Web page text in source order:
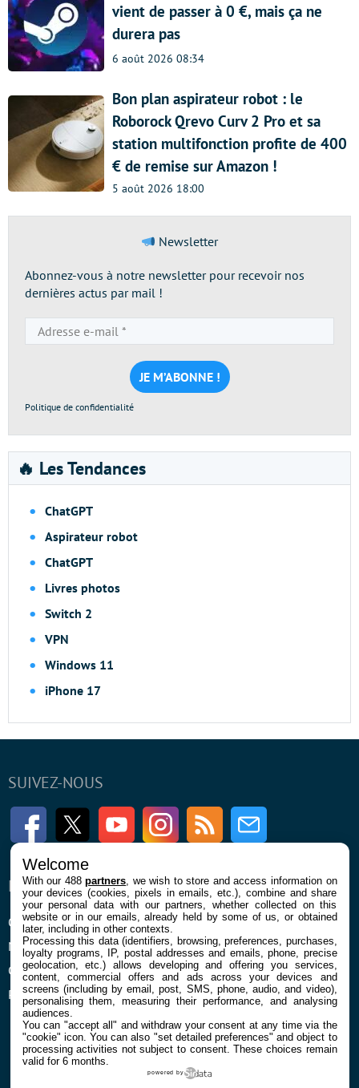
vient de passer à 0 €, mais ça ne
durera pas
6 août 2026 08:34
Bon plan aspirateur robot : le
Roborock Qrevo Curv 2 Pro et sa
station multifonction profite de 400
€ de remise sur Amazon !
5 août 2026 18:00
Newsletter
Abonnez-vous à notre newsletter pour recevoir nos
dernières actus par mail !
e-
mail
*
Politique de confidentialité
🔥 Les Tendances
ChatGPT
Aspirateur robot
ChatGPT
Livres photos
Switch 2
VPN
Windows 11
iPhone 17
SUIVEZ-NOUS
FacebookTwitter Youtube InstagramRSS Newsletter
ENTREPRISE
Qui sommes nous
Mentions légales et CGU
Confidentialité et Cookies
Préférences cookies
À PROPOS
La rédaction
Contact
Welcome
With our 488partners , we wish to store and access information on
your devices (cookies, pixels in emails, etc.), combine and share
your personal data with our partners, whether collected on this
website or in our emails, already held by some of us, or obtained
later, including in other contexts.
Processing this data (identifiers, browsing, preferences, purchases,
loyalty programs, IP, postal addresses and emails, phone, precise
geolocation, etc.) allows developing and offering you services,
content, commercial offers and ads across your devices and
screens (including by email, post, SMS, phone, audio, and video),
personalising them, measuring their performance, and analysing
audiences.
You can "accept all" and withdraw your consent at any time via the
"cookie" icon. You can also "set detailed preferences" and object to
processing activities not subject to consent. These choices remain
valid for 6 months.
powered by